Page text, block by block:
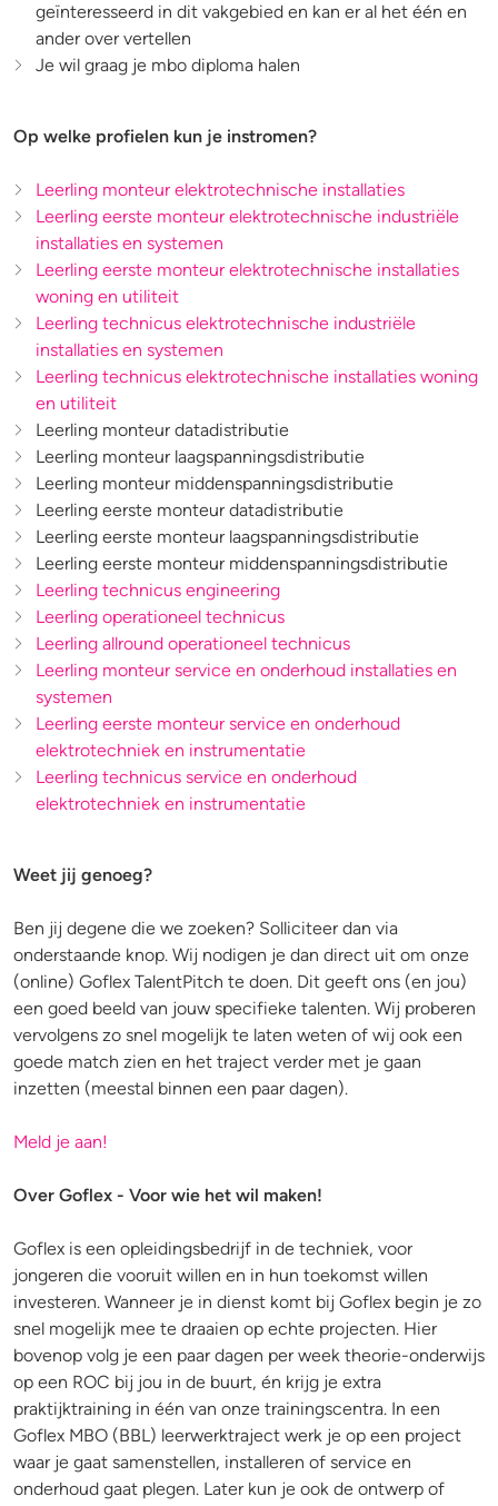
geïnteresseerd in dit vakgebied en kan er al het één en
ander over vertellen
Je wil graag je mbo diploma halen
Op welke profielen kun je instromen?
Leerling monteur elektrotechnische installaties
Leerling eerste monteur elektrotechnische industriële
installaties en systemen
Leerling eerste monteur elektrotechnische installaties
woning en utiliteit
Leerling technicus elektrotechnische industriële
installaties en systemen
Leerling technicus elektrotechnische installaties woning
en utiliteit
Leerling monteur datadistributie
Leerling monteur laagspanningsdistributie
Leerling monteur middenspanningsdistributie
Leerling eerste monteur datadistributie
Leerling eerste monteur laagspanningsdistributie
Leerling eerste monteur middenspanningsdistributie
Leerling technicus engineering
Leerling operationeel technicus
Leerling allround operationeel technicus
Leerling monteur service en onderhoud installaties en
systemen
Leerling eerste monteur service en onderhoud
elektrotechniek en instrumentatie
Leerling technicus service en onderhoud
elektrotechniek en instrumentatie
Weet jij genoeg?
Ben jij degene die we zoeken? Solliciteer dan via
onderstaande knop. Wij nodigen je dan direct uit om onze
(online) Goflex TalentPitch te doen. Dit geeft ons (en jou)
een goed beeld van jouw specifieke talenten. Wij proberen
vervolgens zo snel mogelijk te laten weten of wij ook een
goede match zien en het traject verder met je gaan
inzetten (meestal binnen een paar dagen).
Meld je aan!
Over Goflex - Voor wie het wil maken!
Goflex is een opleidingsbedrijf in de techniek, voor
jongeren die vooruit willen en in hun toekomst willen
investeren. Wanneer je in dienst komt bij Goflex begin je zo
snel mogelijk mee te draaien op echte projecten. Hier
bovenop volg je een paar dagen per week theorie-onderwijs
op een ROC bij jou in de buurt, én krijg je extra
praktijktraining in één van onze trainingscentra. In een
Goflex MBO (BBL) leerwerktraject werk je op een project
waar je gaat samenstellen, installeren of service en
onderhoud gaat plegen. Later kun je ook de ontwerp of